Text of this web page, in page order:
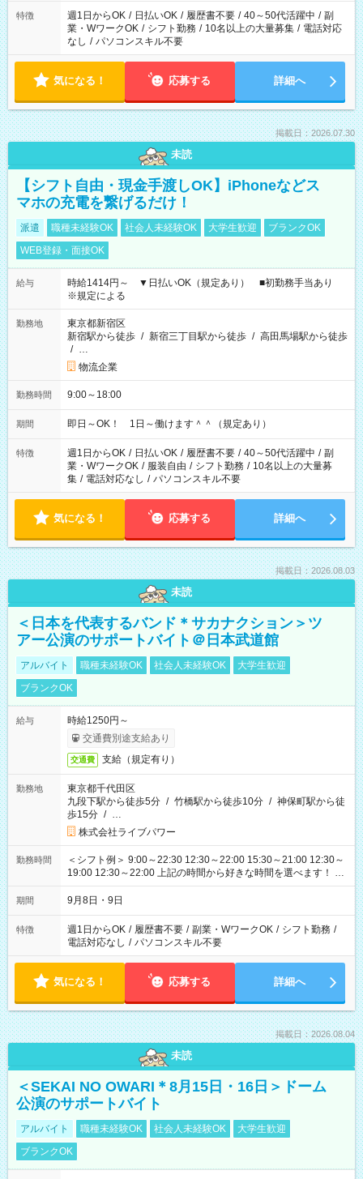
特徴 週1日からOK / 日払いOK / 履歴書不要 / 40～50代活躍中 / 副
業・WワークOK / シフト勤務 / 10名以上の大量募集 / 電話対応
なし / パソコンスキル不要
気になる！ 応募する 詳細へ
掲載日：2026.07.30
未読
【シフト自由・現金手渡しOK】iPhoneなどス
マホの充電を繋げるだけ！
派遣 職種未経験OK 社会人未経験OK 大学生歓迎
ブランクOK
WEB登録・面接OK
給与
時給1414円～ ▼日払いOK（規定あり） ■初勤務手当あり
※規定による
勤務地
東京都新宿区
新宿駅から徒歩 / 新宿三丁目駅から徒歩 / 高田馬場駅から徒歩
/ …
物流企業
勤務時間 9:00～18:00
期間 即日～OK！ 1日～働けます＾＾（規定あり）
特徴 週1日からOK / 日払いOK / 履歴書不要 / 40～50代活躍中 / 副
業・WワークOK / 服装自由 / シフト勤務 / 10名以上の大量募
集 / 電話対応なし / パソコンスキル不要
気になる！ 応募する 詳細へ
掲載日：2026.08.03
未読
＜日本を代表するバンド＊サカナクション＞ツ
アー公演のサポートバイト＠日本武道館
アルバイト 職種未経験OK 社会人未経験OK
大学生歓迎
ブランクOK
給与
時給1250円～
交通費別途支給あり
交通費 支給（規定有り）
勤務地
東京都千代田区
九段下駅から徒歩5分 / 竹橋駅から徒歩10分 / 神保町駅から徒
歩15分 / …
株式会社ライブパワー
勤務時間
＜シフト例＞ 9:00～22:30 12:30～22:00 15:30～21:00 12:30～
19:00 12:30～22:00 上記の時間から好きな時間を選べます！ ※
時間は変更となる可能性があります
期間 9月8日・9日
特徴 週1日からOK / 履歴書不要 / 副業・WワークOK / シフト勤務 /
電話対応なし / パソコンスキル不要
気になる！ 応募する 詳細へ
掲載日：2026.08.04
未読
＜SEKAI NO OWARI＊8月15日・16日＞ドーム
公演のサポートバイト
アルバイト 職種未経験OK 社会人未経験OK
大学生歓迎
ブランクOK